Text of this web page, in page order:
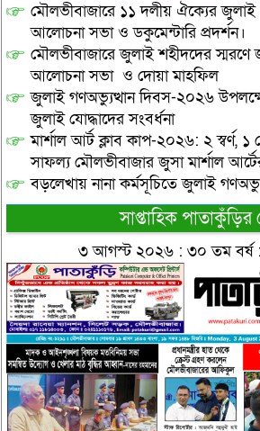
মৌলভীবাজারে ১১ দলীয় ঐক্যের জুলাই
আলোচনা সভা ও ডকুমেন্টারি প্রদর্শন।
মৌলভীবাজারে জুলাই শহীদদের স্মরণে
আলোচনা সভা ও দোয়া মাহফিল
জুলাই গণঅভ্যুত্থান দিবস-২০২৬
জুলাই যোদ্ধাদের সংবর্ধনা
মার্শাল আর্ট ক্লাব কাপ-২০২৬: ২ স্বর্ণ,
সাফল্য মৌলভীবাজার জুসা মার্শাল
বড়লেখায় নানা কর্মসূচিতে জুলাই
সাপ্তাহিক পাতাকুঁড়ির
৩ আগস্ট ২০২৬ : ৩০ তম বর্ষ :